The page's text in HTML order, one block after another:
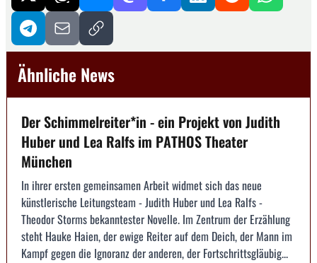
Ähnliche News
Der Schimmelreiter*in - ein Projekt von Judith
Huber und Lea Ralfs im PATHOS Theater
München
In ihrer ersten gemeinsamen Arbeit widmet sich das neue
künstlerische Leitungsteam - Judith Huber und Lea Ralfs -
Theodor Storms bekanntester Novelle. Im Zentrum der Erzählung
steht Hauke Haien, der ewige Reiter auf dem Deich, der Mann im
Kampf gegen die Ignoranz der anderen, der Fortschrittsgläubig...